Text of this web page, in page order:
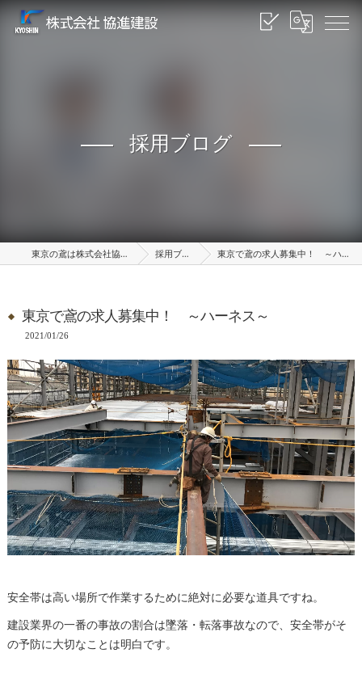
採用ブログ
東京の鳶は株式会社協進建設 採用ブログ 東京で鳶の求人募集中！ ～ハーネス～
東京で鳶の求人募集中！ ～ハーネス～
2021/01/26
安全帯は高い場所で作業するために絶対に必要な道具ですね。
建設業界の一番の事故の割合は墜落・転落事故なので、安全帯がそ
の予防に大切なことは明白です。